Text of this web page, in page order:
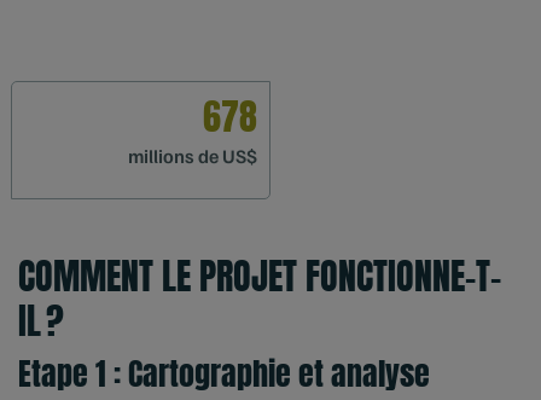
678
millions de US$
COMMENT LE PROJET FONCTIONNE-T-
IL ?
Etape 1 : Cartographie et analyse